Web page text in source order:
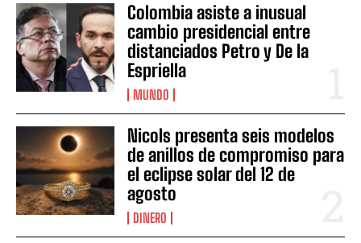
Colombia asiste a inusual
cambio presidencial entre
distanciados Petro y De la
Espriella
MUNDO
Nicols presenta seis modelos
de anillos de compromiso para
el eclipse solar del 12 de
agosto
DINERO